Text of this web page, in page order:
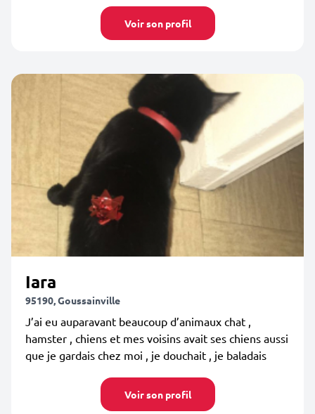
Voir son profil
Iara
95190, Goussainville
J’ai eu auparavant beaucoup d’animaux chat ,
hamster , chiens et mes voisins avait ses chiens aussi
que je gardais chez moi , je douchait , je baladais
Voir son profil